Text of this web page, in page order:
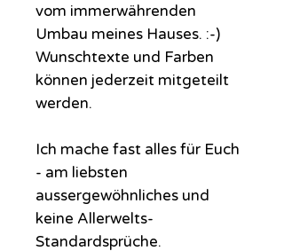
vom immerwährenden
Umbau meines Hauses. :-)
Wunschtexte und Farben
können jederzeit mitgeteilt
werden.
Ich mache fast alles für Euch
- am liebsten
aussergewöhnliches und
keine Allerwelts-
Standardsprüche.